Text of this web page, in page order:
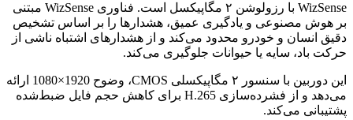
WizSense با رزولوشن ۲ مگاپیکسل است. فناوری WizSense مبتنی
بر هوش مصنوعی و یادگیری عمیق، هشدارها را بر اساس تشخیص
دقیق انسان و خودرو محدود می‌کند و از هشدارهای اشتباه ناشی از
حرکت باد، سایه یا حیوانات جلوگیری می‌کند.
این دوربین با سنسور ۲ مگاپیکسلی CMOS، وضوح 1920×1080 ارائه
می‌دهد و از فشرده‌سازی H.265 برای کاهش حجم فایل ضبط‌شده
پشتیبانی می‌کند.